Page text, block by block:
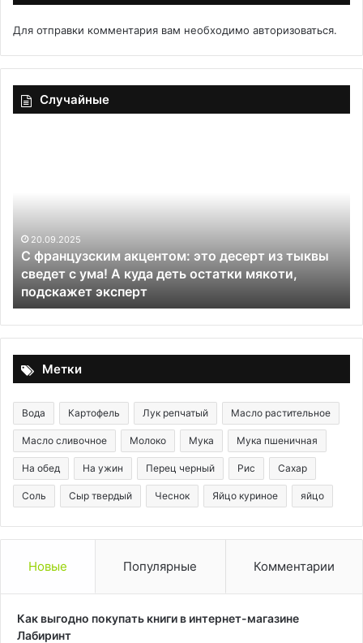
Для отправки комментария вам необходимо авторизоваться.
Случайные
тыквы
сведет
ума!
А
куда
деть
остатки
мякоти,
эксперт
20.09.2025
С французским акцентом: это десерт из тыквы
сведет с ума! А куда деть остатки мякоти,
подскажет эксперт
Метки
Вода Картофель Лук репчатый Масло растительное
Масло сливочное Молоко Мука Мука пшеничная
На обед На ужин Перец черный Рис Сахар
Соль Сыр твердый Чеснок Яйцо куриное яйцо
Новые Популярные Комментарии
Как выгодно покупать книги в интернет-магазине
Лабиринт